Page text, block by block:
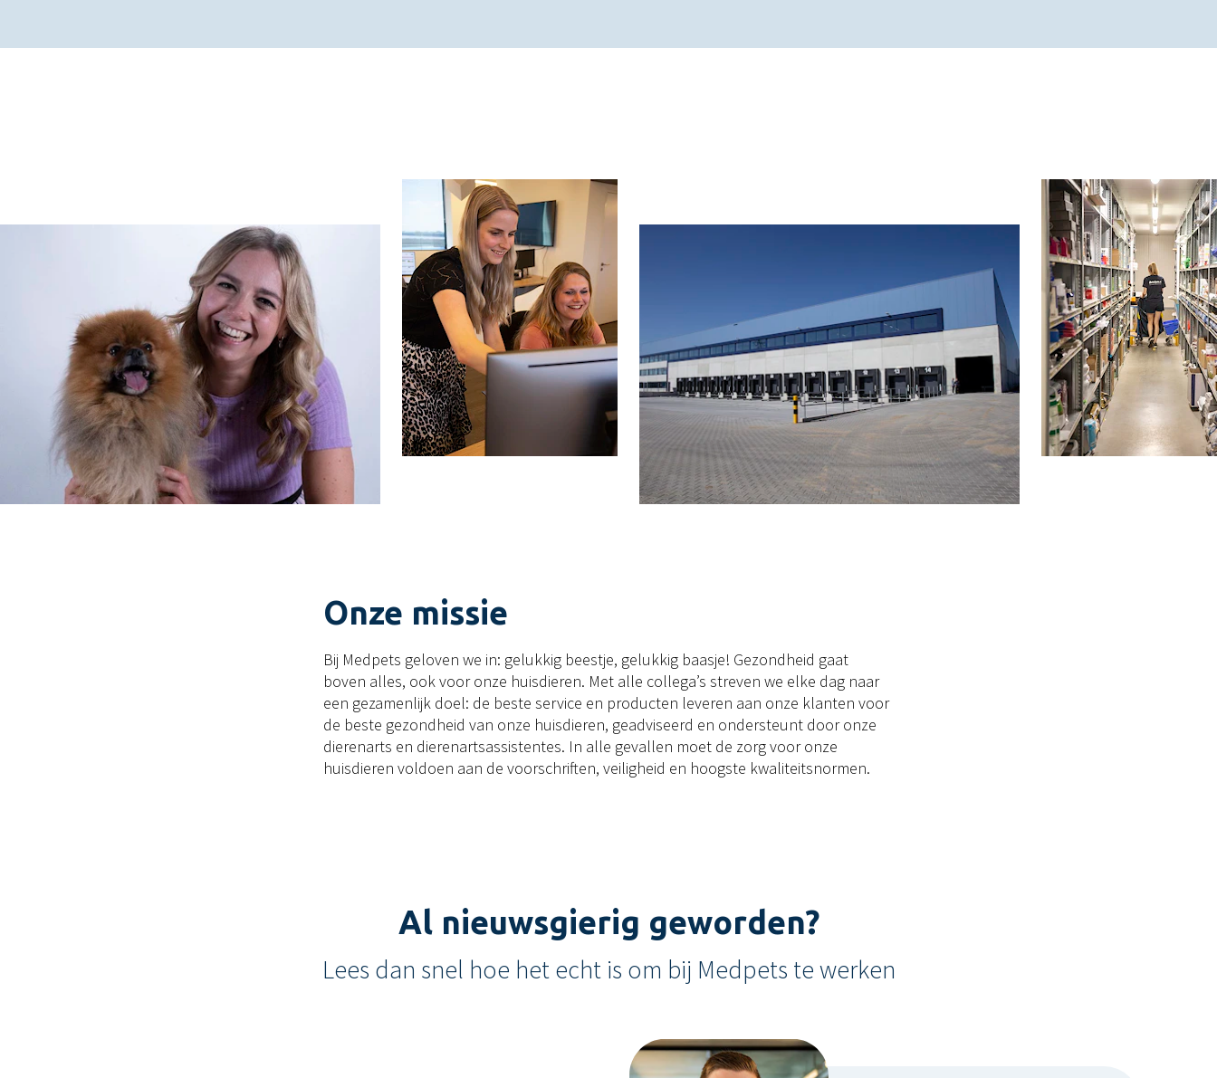
Onze missie
Bij Medpets geloven we in: gelukkig beestje, gelukkig baasje! Gezondheid gaat
boven alles, ook voor onze huisdieren. Met alle collega’s streven we elke dag naar
een gezamenlijk doel: de beste service en producten leveren aan onze klanten voor
de beste gezondheid van onze huisdieren, geadviseerd en ondersteunt door onze
dierenarts en dierenartsassistentes. In alle gevallen moet de zorg voor onze
huisdieren voldoen aan de voorschriften, veiligheid en hoogste kwaliteitsnormen.
Al nieuwsgierig geworden?
Lees dan snel hoe het echt is om bij Medpets te werken